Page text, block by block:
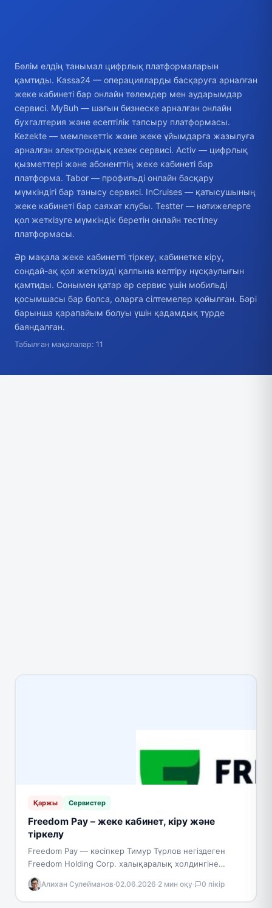
Бөлім елдің танымал цифрлық платформаларын
қамтиды. Kassa24 — операцияларды басқаруға арналған
жеке кабинеті бар онлайн төлемдер мен аударымдар
сервисі. MyBuh — шағын бизнеске арналған онлайн
бухгалтерия және есептілік тапсыру платформасы.
Kezekte — мемлекеттік және жеке ұйымдарға жазылуға
арналған электрондық кезек сервисі. Activ — цифрлық
қызметтері және абоненттің жеке кабинеті бар
платформа. Tabor — профильді онлайн басқару
мүмкіндігі бар танысу сервисі. InCruises — қатысушының
жеке кабинеті бар саяхат клубы. Testter — нәтижелерге
қол жеткізуге мүмкіндік беретін онлайн тестілеу
платформасы.
Әр мақала жеке кабинетті тіркеу, кабинетке кіру,
сондай-ақ қол жеткізуді қалпына келтіру нұсқаулығын
қамтиды. Сонымен қатар әр сервис үшін мобильді
қосымшасы бар болса, оларға сілтемелер қойылған. Бәрі
барынша қарапайым болуы үшін қадамдық түрде
баяндалған.
Табылған мақалалар: 11
Қаржы Сервистер
Freedom Pay – жеке кабинет, кіру және
тіркелу
Freedom Pay — кәсіпкер Тимур Түрлов негіздеген
Freedom Holding Corp. халықаралық холдингіне
кіретін төлем сервисі. Бұл платформа онлайн-
бизнеске арналған қаржылық шешімдерге
маманданған…
Алихан Сулейманов·02.06.2026·2 мин оқу· 0 пікір